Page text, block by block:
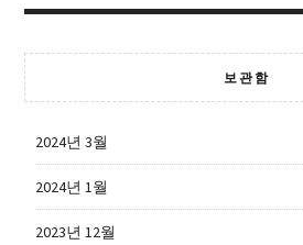
보관함
2024년 3월
2024년 1월
2023년 12월